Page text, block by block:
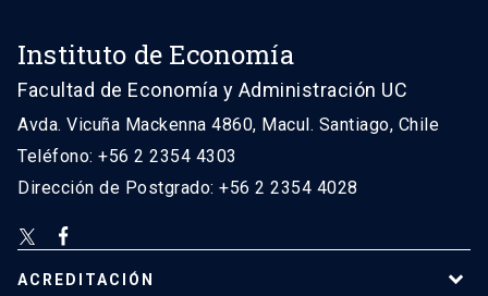
Instituto de Economía
Facultad de Economía y Administración UC
Avda. Vicuña Mackenna 4860, Macul. Santiago, Chile
Teléfono: +56 2 2354 4303
Dirección de Postgrado: +56 2 2354 4028
ACREDITACIÓN